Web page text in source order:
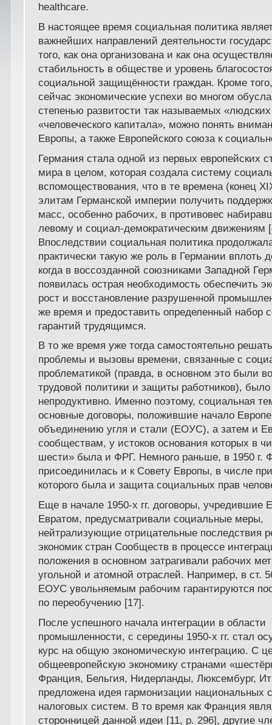
healthcare.
В настоящее время социальная политика
важнейших направлений деятельности
того, как она организована и как она
стабильность в обществе и уровень
социальной защищённости граждан. Кроме
сейчас экономические успехи во многом
степенью развитости так называемых
«человеческого капитала», можно понять
Европы, а также Европейского союза к
Германия стала одной из первых европейских
мира в целом, которая создала систему
вспомоществования, что в те времена (конец
элитам Германской империи получить
масс, особенно рабочих, в противовес
левому и социал-демократическим движениям
Впоследствии социальная политика
практически такую же роль в Германии вплоть
когда в воссозданной союзниками Западной
появилась острая необходимость обеспечить
рост и восстановление разрушенной
же время и предоставить определенный набор
гарантий трудящимся.
В то же время уже тогда самостоятельно
проблемы и вызовы времени, связанные с
проблематикой (правда, в основном это были
трудовой политики и защиты работников),
непродуктивно. Именно поэтому, социальная
основные договоры, положившие начало
объединению угля и стали (ЕОУС), а затем и
сообществам, у истоков основания которых в
шести» была и ФРГ. Немного раньше, в 1950 г.
присоединилась и к Совету Европы, в числе
которого была и защита социальных прав
Еще в начале 1950-х гг. договоры,
Евратом, предусматривали социальные меры,
нейтрализующие отрицательные последствия
экономик стран Сообществ в процессе
положения в основном затрагивали рабочих
угольной и атомной отраслей. Например, в ст.
ЕОУС увольняемым рабочим гарантируются
по переобучению [17].
После успешного начала интеграции в области
промышленности, с середины 1950-х гг. стал
курс на общую экономическую интеграцию. С
общеевропейскую экономику странами
Франция, Бельгия, Нидерланды, Люксембург,
предложена идея гармонизации национальных
налоговых систем. В то время как Франция
сторонницей данной идеи [11, р. 296], другие